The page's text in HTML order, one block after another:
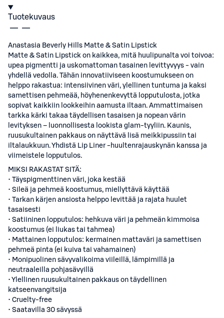
Tuotekuvaus
Anastasia Beverly Hills Matte & Satin Lipstick
Matte & Satin Lipstick on kaikkea, mitä huulipunalta voi toivoa:
upea pigmentti ja uskomattoman tasainen levittyvyys - vain
yhdellä vedolla. Tähän innovatiiviseen koostumukseen on
helppo rakastua: intensiivinen väri, ylellinen tuntuma ja kaksi
samettisen pehmeää, höyhenenkevyttä lopputulosta, jotka
sopivat kaikkiin lookkeihin aamusta iltaan. Ammattimaisen
tarkka kärki takaa täydellisen tasaisen ja nopean värin
levityksen – luonnollisesta lookista glam-tyyliin. Kaunis,
ruusukultainen pakkaus on näyttävä lisä meikkipussiin tai
iltalaukkuun. Yhdistä Lip Liner -huultenrajauskynän kanssa ja
viimeistele lopputulos.
MIKSI RAKASTAT SITÄ:
• Täyspigmenttinen väri, joka kestää
• Sileä ja pehmeä koostumus, miellyttävä käyttää
• Tarkan kärjen ansiosta helppo levittää ja rajata huulet
tasaisesti
• Satiininen lopputulos: hehkuva väri ja pehmeän kimmoisa
koostumus (ei liukas tai tahmea)
• Mattainen lopputulos: kermainen mattaväri ja samettisen
pehmeä pinta (ei kuiva tai vahamainen)
• Monipuolinen sävyvalikoima viileillä, lämpimillä ja
neutraaleilla pohjasävyillä
• Ylellinen ruusukultainen pakkaus on täydellinen
katseenvangitsija
• Cruelty-free
• Saatavilla 30 sävyssä